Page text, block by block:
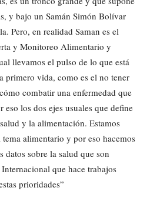
y bajo un Samán Simón Bolívar
Pero, en realidad Saman es el
y Monitoreo Alimentario y
llevamos el pulso de lo que está
primero vida, como es el no tener
combatir una enfermedad que
los dos ejes usuales que define
y la alimentación. Estamos
alimentario y por eso hacemos
datos sobre la salud que son
que hace trabajos
prioridades”